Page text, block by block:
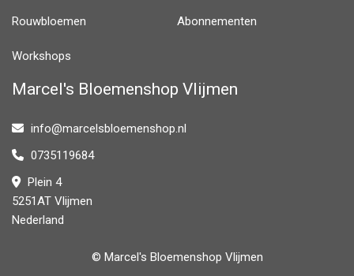
Rouwbloemen Abonnementen
Workshops
Marcel's Bloemenshop Vlijmen
info@marcelsbloemenshop.nl
0735119684
Plein 4
5251AT Vlijmen
Nederland
© Marcel's Bloemenshop Vlijmen